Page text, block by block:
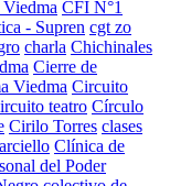
CFI N°1
- Supren cgt zo
charla Chichinales
Cierre de
Viedma Circuito
teatro Círculo
Cirilo Torres clases
Clínica de
del Poder